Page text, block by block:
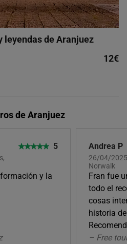
leyendas de Aranjuez
12€
de Aranjuez
5
y la
Andrea P
26/04/
Norwalk
Fran fue
todo el
cosas
historia
– Free